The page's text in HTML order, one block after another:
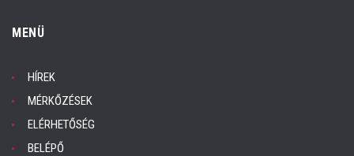
MENÜ
HÍREK
MÉRKŐZÉSEK
ELÉRHETŐSÉG
BELÉPŐ